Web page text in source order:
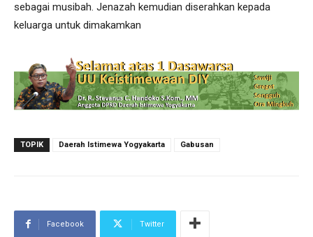
sebagai musibah. Jenazah kemudian diserahkan kepada
keluarga untuk dimakamkan
TOPIK Daerah Istimewa Yogyakarta Gabusan
Facebook Twitter